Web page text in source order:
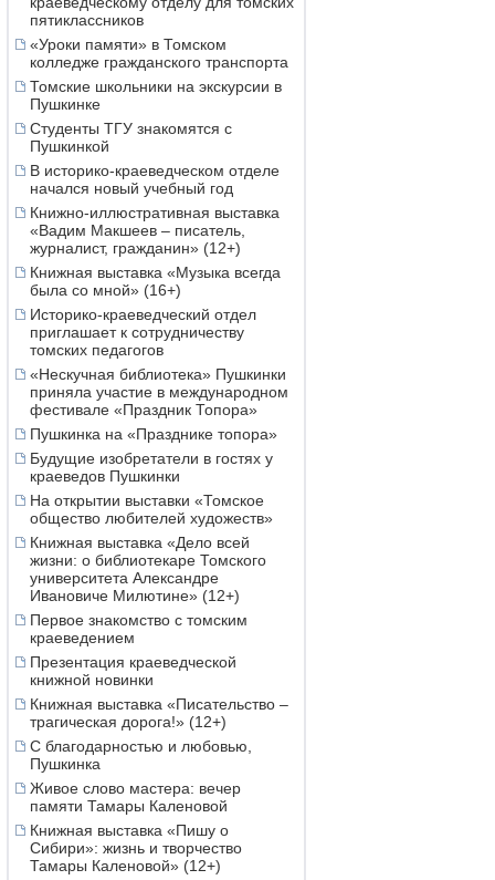
пятиклассников
«Уроки памяти» в Томском
колледже гражданского транспорта
Томские школьники на экскурсии в
Пушкинке
Студенты ТГУ знакомятся с
Пушкинкой
В историко-краеведческом отделе
начался новый учебный год
Книжно-иллюстративная выставка
«Вадим Макшеев – писатель,
журналист, гражданин» (12+)
Книжная выставка «Музыка всегда
была со мной» (16+)
Историко-краеведческий отдел
приглашает к сотрудничеству
томских педагогов
«Нескучная библиотека» Пушкинки
приняла участие в международном
фестивале «Праздник Топора»
Пушкинка на «Празднике топора»
Будущие изобретатели в гостях у
краеведов Пушкинки
На открытии выставки «Томское
общество любителей художеств»
Книжная выставка «Дело всей
жизни: о библиотекаре Томского
университета Александре
Ивановиче Милютине» (12+)
Первое знакомство с томским
краеведением
Презентация краеведческой
книжной новинки
Книжная выставка «Писательство –
трагическая дорога!» (12+)
С благодарностью и любовью,
Пушкинка
Живое слово мастера: вечер
памяти Тамары Каленовой
Книжная выставка «Пишу о
Сибири»: жизнь и творчество
Тамары Каленовой» (12+)